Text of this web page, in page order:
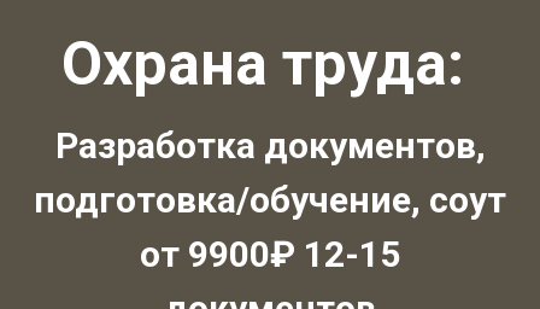
Охрана труда:
Разработка документов,
подготовка/обучение, соут
от 9900₽ 12-15